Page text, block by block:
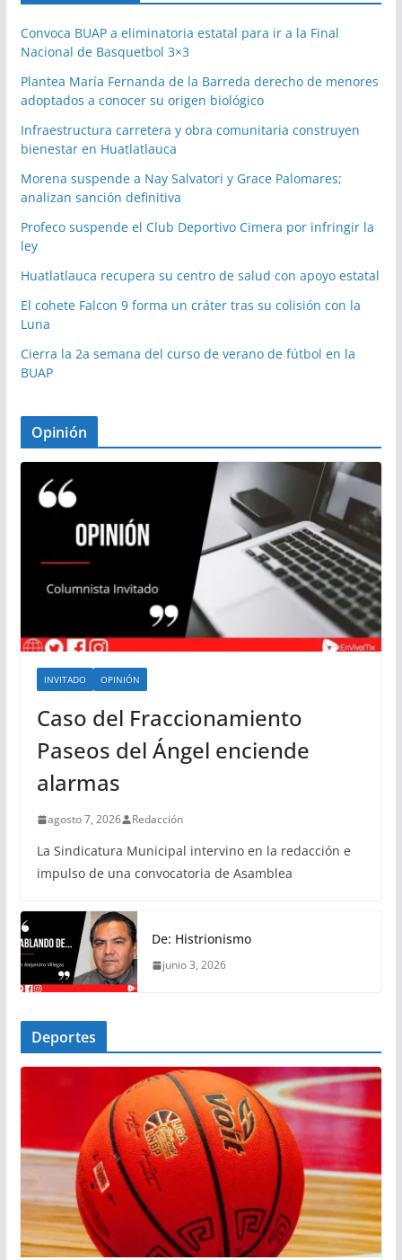
Convoca BUAP a eliminatoria estatal para ir a la Final
Nacional de Basquetbol 3×3
Plantea María Fernanda de la Barreda derecho de menores
adoptados a conocer su origen biológico
Infraestructura carretera y obra comunitaria construyen
bienestar en Huatlatlauca
Morena suspende a Nay Salvatori y Grace Palomares;
analizan sanción definitiva
Profeco suspende el Club Deportivo Cimera por infringir la
ley
Huatlatlauca recupera su centro de salud con apoyo estatal
El cohete Falcon 9 forma un cráter tras su colisión con la
Luna
Cierra la 2a semana del curso de verano de fútbol en la
BUAP
Opinión
INVITADO OPINIÓN
Caso del Fraccionamiento
Paseos del Ángel enciende
alarmas
agosto 7, 2026 Redacción
La Sindicatura Municipal intervino en la redacción e
impulso de una convocatoria de Asamblea
De: Histrionismo
junio 3, 2026
Deportes